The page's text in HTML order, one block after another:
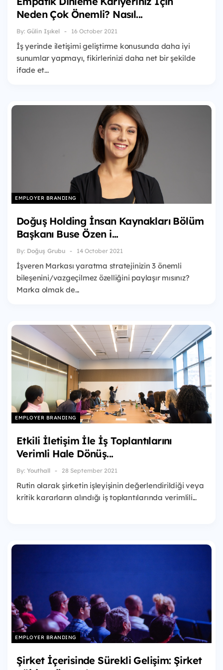
Neden Çok Önemli? Nasıl...
By: Gülin Işıkel 16 October 2021
İş yerinde iletişimi geliştirme konusunda daha iyi
sunumlar yapmayı, fikirlerinizi daha net bir şekilde
ifade et...
EMPLOYER BRANDING
Doğuş Holding İnsan Kaynakları Bölüm
Başkanı Buse Özen i...
By: Doğuş Grubu 14 October 2021
İşveren Markası yaratma stratejinizin 3 önemli
bileşenini/vazgeçilmez özelliğini paylaşır mısınız?
Marka olmak de...
EMPLOYER BRANDING
Etkili İletişim İle İş Toplantılarını
Verimli Hale Dönüş...
By: Youthall 28 September 2021
Rutin olarak şirketin işleyişinin değerlendirildiği veya
kritik kararların alındığı iş toplantılarında verimlili...
EMPLOYER BRANDING
Şirket İçerisinde Sürekli Gelişim: Şirket